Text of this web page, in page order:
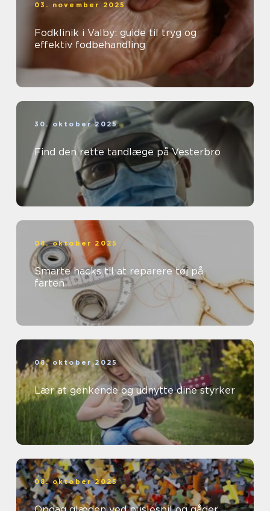
03. november 2025
Fodklinik i Valby: guide til tryg og
effektiv fodbehandling
30. oktober 2025
Find den rette tandlæge på Vesterbro
08. oktober 2025
Smarte hacks til at reparere tøj på
farten
08. oktober 2025
Lær at genkende og udnytte dine styrker
08. oktober 2025